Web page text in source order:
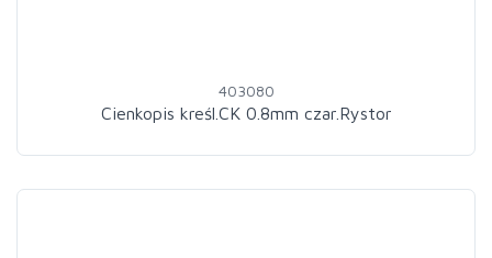
403080
Cienkopis kreśl.CK 0.8mm czar.Rystor